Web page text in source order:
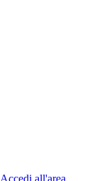
Accedi all'area